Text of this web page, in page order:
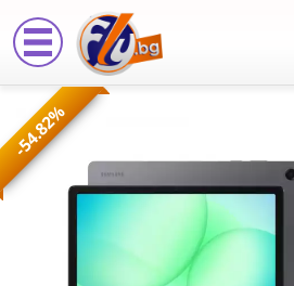
Samsung
SM-
X230
Galaxy
Tab
-54.82%